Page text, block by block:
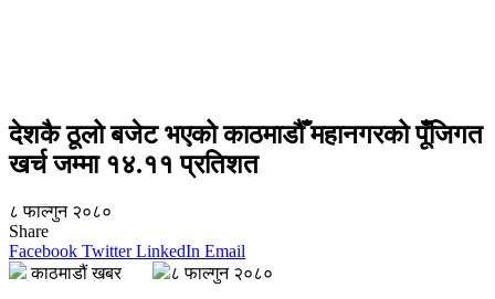
देशकै ठूलो बजेट भएको काठमाडौँ महानगरको पूँजिगत
खर्च जम्मा १४.११ प्रतिशत
८ फाल्गुन २०८०
Share
Facebook Twitter LinkedIn Email
काठमाडौं खबर
८ फाल्गुन २०८०